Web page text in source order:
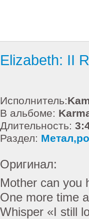
Elizabeth: II
Исполнитель:
В альбоме:
Длительность:
Раздел:
Оригинал:
Mother can you
One more time
Whisper «I still